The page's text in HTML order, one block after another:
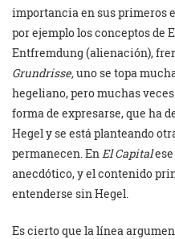
importancia en sus primeros
por ejemplo los conceptos de
Entfremdung (alienación),
Grundrisse,uno se topa
hegeliano, pero muchas
forma de expresarse, que ha
Hegel y se está planteando
permanecen. En El Capitalese
anecdótico, y el contenido
entenderse sin Hegel.
Es cierto que la línea